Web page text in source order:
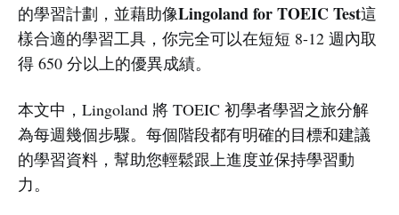
的學習計劃，並藉助像Lingoland for TOEIC Test這
樣合適的學習工具，你完全可以在短短 8-12 週內取
得 650 分以上的優異成績。
本文中，Lingoland 將 TOEIC 初學者學習之旅分解
為每週幾個步驟。每個階段都有明確的目標和建議
的學習資料，幫助您輕鬆跟上進度並保持學習動
力。